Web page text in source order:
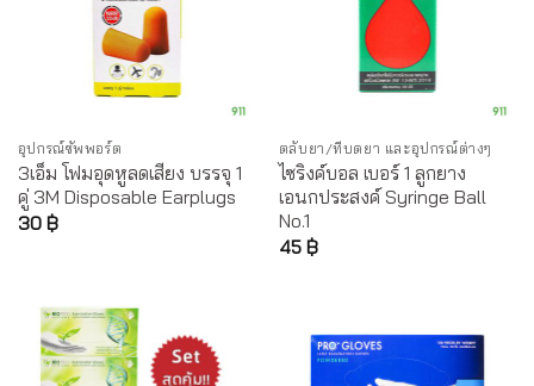
อุปกรณ์ซัพพอร์ต
3เอ็ม โฟมอุดหูลดเสียง บรรจุ 1
คู่ 3M Disposable Earplugs
30 ฿
ตลับยา/ที่บดยา และอุปกรณ์ต่างๆ
ไซริงค์บอล เบอร์ 1 ลูกยาง
เอนกประสงค์ Syringe Ball
No.1
45 ฿